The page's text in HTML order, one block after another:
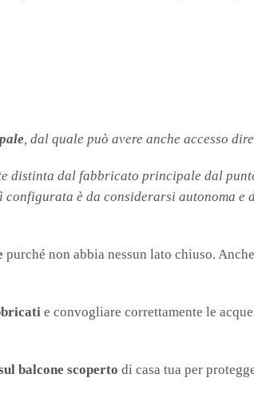
, dal quale può avere anche accesso
distinta dal fabbricato principale dal
configurata è da considerarsi autonoma
purché non abbia nessun lato chiuso.
e convogliare correttamente le
balcone scoperto di casa tua per